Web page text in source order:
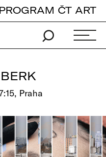
PROGRAM ČT ART
Praha